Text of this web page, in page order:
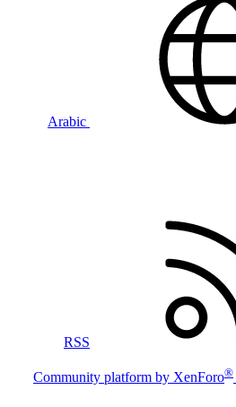
RSS
Community platform by XenForo®